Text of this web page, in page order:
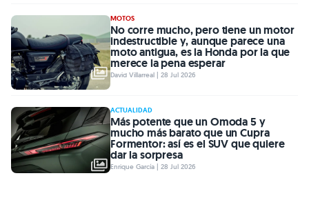
MOTOS
No corre mucho, pero tiene un motor
indestructible y, aunque parece una
moto antigua, es la Honda por la que
merece la pena esperar
David Villarreal | 28 Jul 2026
ACTUALIDAD
Más potente que un Omoda 5 y
mucho más barato que un Cupra
Formentor: así es el SUV que quiere
dar la sorpresa
Enrique García | 28 Jul 2026